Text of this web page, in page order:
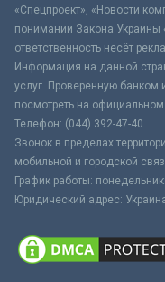
«Спецпроект», «Новости
понимании Закона
ответственность несёт
Информация на данной
услуг. Проверенную банком
посмотреть на
Телефон: (044) 392-47-40
Звонок в пределах
мобильной и городской
График работы:
Юридический адрес: